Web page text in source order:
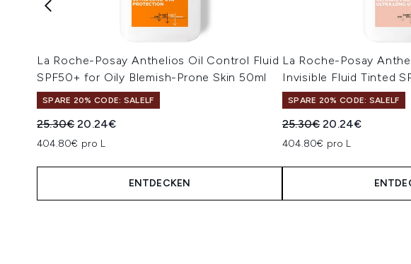
La Roche-Posay Anthelios Oil Control Fluid
SPF50+ for Oily Blemish-Prone Skin 50ml
SPARE 20% CODE: SALELF
Unverbindliche Preisempfehlung:
25.30€Aktueller Preis:
20.24€
404.80€ pro L
ENTDECKEN
La Roche-Posay
Invisible Fluid Tinted
SPARE 20% CODE: SALELF
Unverbindliche
25.30€Aktueller Preis:
20.24€
404.80€ pro L